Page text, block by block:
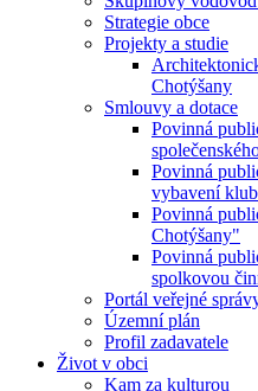
Strategie obce
Projekty a studie
Chotýšany
Smlouvy a dotace
Povinná
Povinná
vybavení
Povinná
Chotýšany"
Povinná
spolkovou
Portál veřejné
Územní plán
Profil zadavatele
Život v obci
Kam za kulturou